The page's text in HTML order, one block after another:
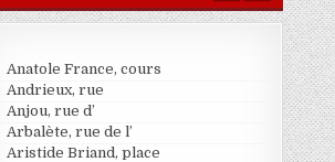
Anatole France, cours
Andrieux, rue
Anjou, rue d’
Arbalète, rue de l’
Aristide Briand, place